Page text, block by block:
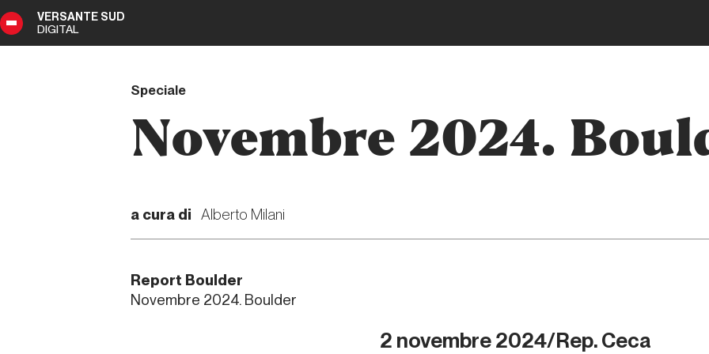
VERSANTE SUD
DIGITAL
Novembre 2024.
Speciale
a cura di Alberto Milani
Report Boulder
Novembre 2024. Boulder
2 novembre 2024/Rep. Ceca